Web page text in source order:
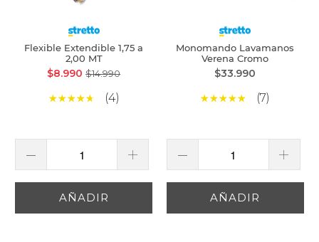
Flexible Extendible 1,75 a
2,00 MT
$8.990$14.990
(4)
AÑADIR
Monomando Lavamanos
Verena Cromo
$33.990
(7)
AÑADIR